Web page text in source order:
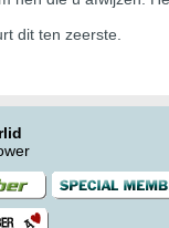
dit ten zeerste.